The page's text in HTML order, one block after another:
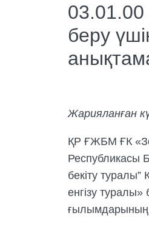
беру
Жарияланған
ҚР ҒЖБМ ҒК
Республикасы
бекіту
енгізу
ғылымдарының